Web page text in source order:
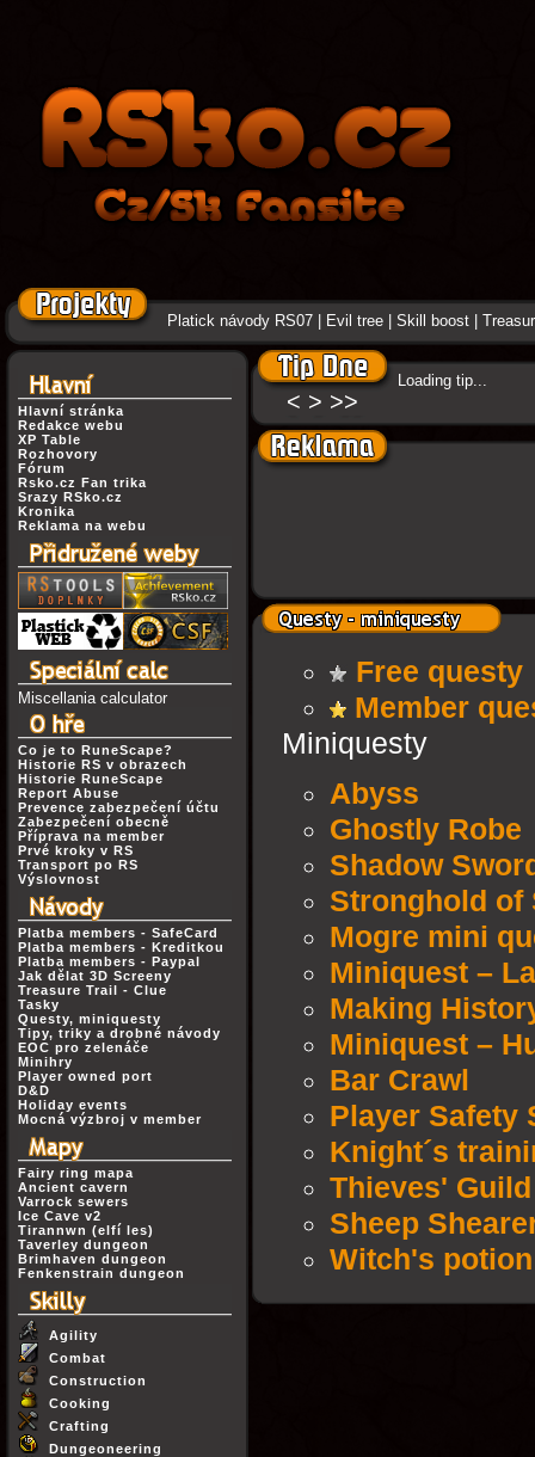
Platick návody RS07 Evil tree Skill boost
Hlavní stránka
Redakce webu
XP Table
Rozhovory
Fórum
Rsko.cz Fan trika
Srazy RSko.cz
Kronika
Reklama na webu
Miscellania calculator
Co je to RuneScape?
Historie RS v obrazech
Historie RuneScape
Report Abuse
Prevence zabezpečení účtu
Zabezpečení obecně
Příprava na member
Prvé kroky v RS
Transport po RS
Výslovnost
Platba members - SafeCard
Platba members - Kreditkou
Platba members - Paypal
Jak dělat 3D Screeny
Treasure Trail - Clue
Tasky
Questy, miniquesty
Tipy, triky a drobné návody
EOC pro zelenáče
Minihry
Player owned port
D&D
Holiday events
Mocná výzbroj v member
Fairy ring mapa
Ancient cavern
Varrock sewers
Ice Cave v2
Tirannwn (elfí les)
Taverley dungeon
Brimhaven dungeon
Fenkenstrain dungeon
Agility
Combat
Construction
Cooking
Crafting
Dungeoneering
< > >>
Loading tip...
Free questy
Member
Miniquesty
Abyss
Ghostly Robe
Shadow
Stronghold of
Mogre mini
Miniquest –
Making
Miniquest –
Bar Crawl
Player Safety
Knight´s
Thieves'
Sheep
Witch's potion